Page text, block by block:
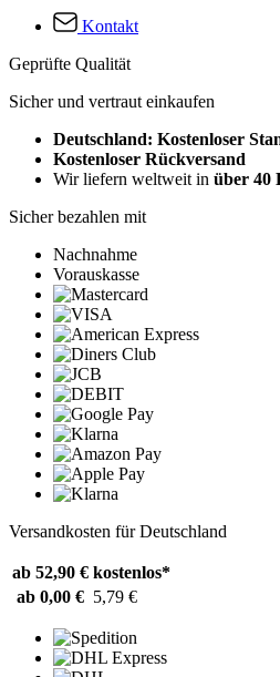
Kontakt
Geprüfte Qualität
Sicher und vertraut einkaufen
Deutschland: Kostenloser
Kostenloser Rückversand
Wir liefern weltweit in über 40
Sicher bezahlen mit
Nachnahme
Vorauskasse
Versandkosten für Deutschland
ab 52,90 € kostenlos*
ab 0,00 € 5,79 €